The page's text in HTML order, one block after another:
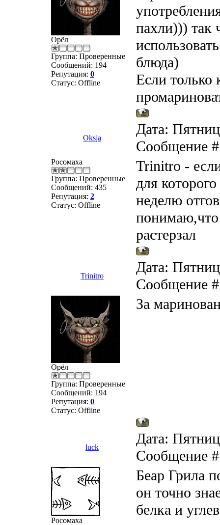
Орёл
Группа: Проверенные
Сообщений: 194
Репутация: 0
Статус: Offline
пахли))) так
блюда)
Если только
Oksja
Дата:
Сообщение
Росомаха
Группа: Проверенные
Сообщений: 435
Репутация: 2
Статус: Offline
Trinitro -
для
неделю
растерзал
Trinitro
Дата:
Сообщение
Орёл
Группа: Проверенные
Сообщений: 194
Репутация: 0
Статус: Offline
За
luck
Дата:
Сообщение
Росомаха
Беар Грила
он точно
белка и